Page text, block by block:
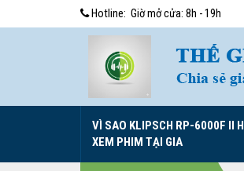
Hotline: Giờ mở cửa: 8h - 19h
VÌ SAO KLIPSCH RP-6000F II
XEM PHIM TẠI GIA